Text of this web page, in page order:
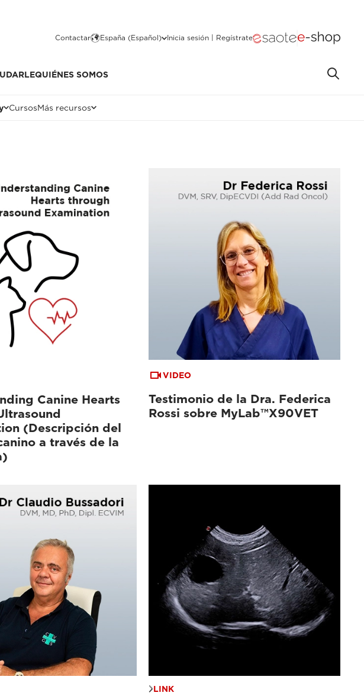
Contactar España (Español) Inicia sesión | Regístrate
QUIÉNES SOMOS
CursosMás recursos
Canine Hearts
(Descripción del
a través de la
VIDEO
Testimonio de la Dra. Federica
Rossi sobre MyLab™X90VET
LINK